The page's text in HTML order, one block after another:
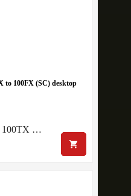
to 100FX (SC) desktop
100TX …